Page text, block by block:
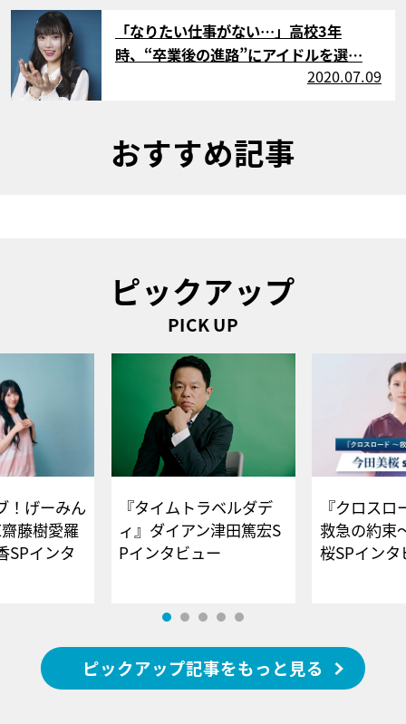
サムネイル
「なりたい仕事がない…」高校3年
時、“卒業後の進路”にアイドルを選…
2020.07.09
おすすめ記事
ピックアップ
PICK UP
！げーみん
藤樹愛羅
SPインタ
『タイムトラベルダデ
ィ』ダイアン津田篤宏S
Pインタビュー
『クロス
救急の約束
桜SPイ
ピックアップ記事をもっと見る